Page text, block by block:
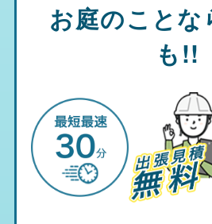
お庭のこと
も!!